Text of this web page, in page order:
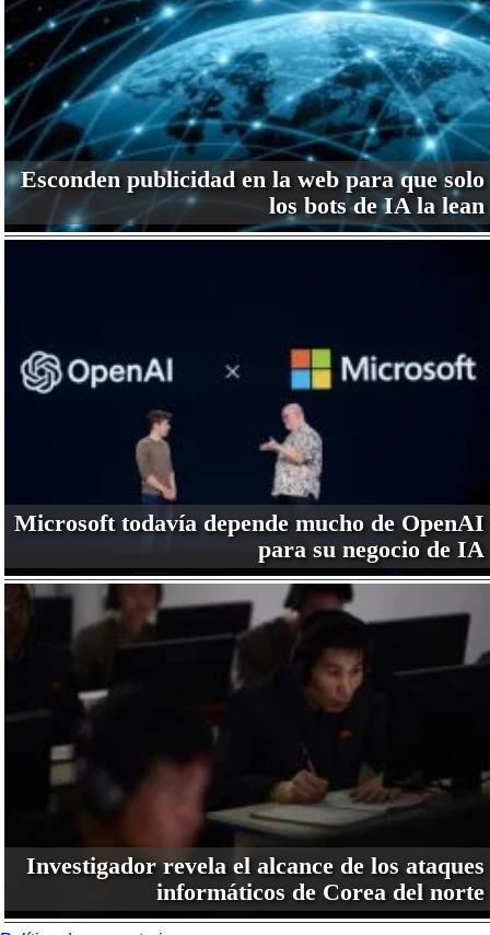
Esconden publicidad en la web para que solo
los bots de IA la lean
Microsoft todavía depende mucho de OpenAI
para su negocio de IA
Investigador revela el alcance de los ataques
informáticos de Corea del norte